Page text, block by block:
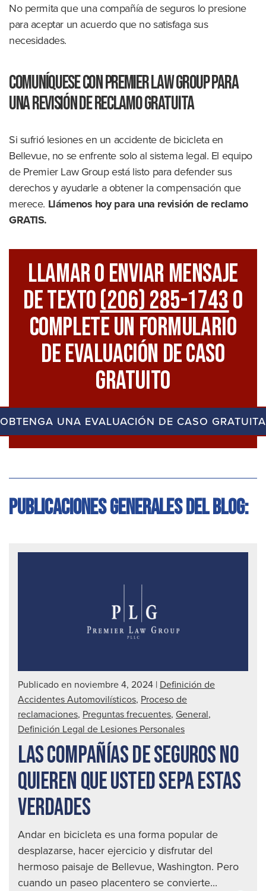
No permita que una compañía de seguros lo presione
para aceptar un acuerdo que no satisfaga sus
necesidades.
Comuníquese con Premier Law Group para
una revisión de reclamo GRATUITA
Si sufrió lesiones en un accidente de bicicleta en
Bellevue, no se enfrente solo al sistema legal. El equipo
de Premier Law Group está listo para defender sus
derechos y ayudarle a obtener la compensación que
merece. Llámenos hoy para una revisión de reclamo
GRATIS.
Llamar O Enviar Mensaje
De Texto(206) 285-1743O
Complete Un Formulario
De Evaluación De Caso
Gratuito
OBTENGA UNA EVALUACIÓN DE CASO GRATUITA
Publicaciones generales del blog:
Publicado en noviembre 4, 2024 | Definición de
Accidentes Automovilísticos, Proceso de
reclamaciones, Preguntas frecuentes, General,
Definición Legal de Lesiones Personales
LAS COMPAÑÍAS DE SEGUROS NO
QUIEREN QUE USTED SEPA ESTAS
VERDADES
Andar en bicicleta es una forma popular de
desplazarse, hacer ejercicio y disfrutar del
hermoso paisaje de Bellevue, Washington. Pero
cuando un paseo placentero se convierte...